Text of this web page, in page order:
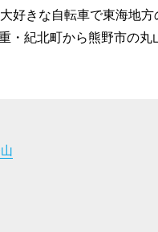
好きな自転車で東海地
・紀北町から熊野市の